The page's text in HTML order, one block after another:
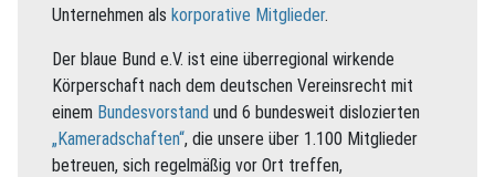
Unternehmen als korporative Mitglieder.
Der blaue Bund e.V. ist eine überregional wirkende
Körperschaft nach dem deutschen Vereinsrecht mit
einem Bundesvorstand und 6 bundesweit dislozierten
„Kameradschaften“, die unsere über 1.100 Mitglieder
betreuen, sich regelmäßig vor Ort treffen,